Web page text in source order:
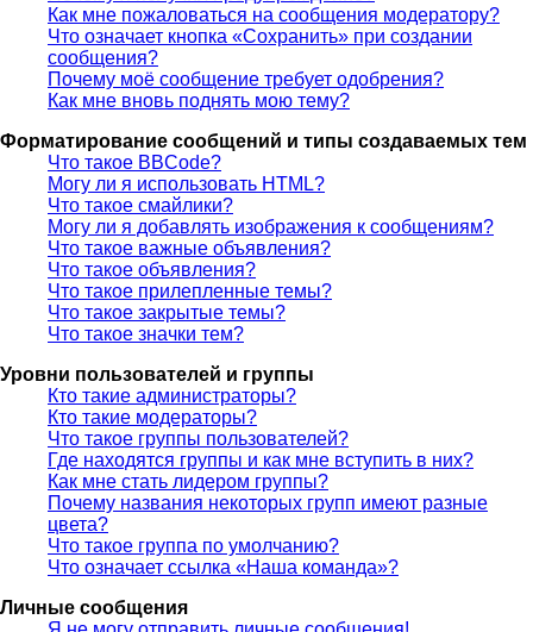
Как мне пожаловаться на сообщения модератору?
Что означает кнопка «Сохранить» при создании
сообщения?
Почему моё сообщение требует одобрения?
Как мне вновь поднять мою тему?
Форматирование сообщений и типы создаваемых тем
Что такое BBCode?
Могу ли я использовать HTML?
Что такое смайлики?
Могу ли я добавлять изображения к сообщениям?
Что такое важные объявления?
Что такое объявления?
Что такое прилепленные темы?
Что такое закрытые темы?
Что такое значки тем?
Уровни пользователей и группы
Кто такие администраторы?
Кто такие модераторы?
Что такое группы пользователей?
Где находятся группы и как мне вступить в них?
Как мне стать лидером группы?
Почему названия некоторых групп имеют разные
цвета?
Что такое группа по умолчанию?
Что означает ссылка «Наша команда»?
Личные сообщения